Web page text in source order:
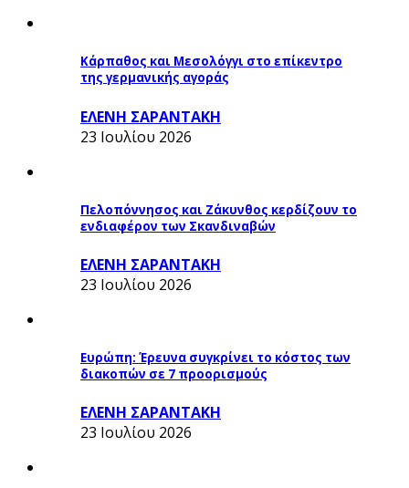
Κάρπαθος και Μεσολόγγι στο επίκεντρο
της γερμανικής αγοράς
ΕΛΕΝΗ ΣΑΡΑΝΤΑΚΗ
23 Ιουλίου 2026
Πελοπόννησος και Ζάκυνθος κερδίζουν το
ενδιαφέρον των Σκανδιναβών
ΕΛΕΝΗ ΣΑΡΑΝΤΑΚΗ
23 Ιουλίου 2026
Ευρώπη: Έρευνα συγκρίνει το κόστος των
διακοπών σε 7 προορισμούς
ΕΛΕΝΗ ΣΑΡΑΝΤΑΚΗ
23 Ιουλίου 2026